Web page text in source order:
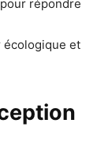
répondre
écologique et